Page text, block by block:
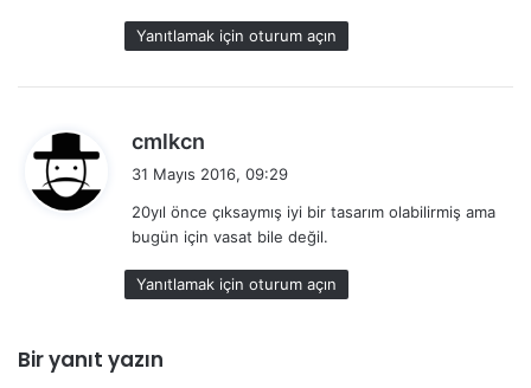
:
Yanıtlamak için oturum açın
cmlkcn
e
i
k
i
:
31 Mayıs 2016, 09:29
20yıl önce çıksaymış iyi bir tasarım olabilirmiş ama
bugün için vasat bile değil.
Yanıtlamak için oturum açın
Bir yanıt yazın